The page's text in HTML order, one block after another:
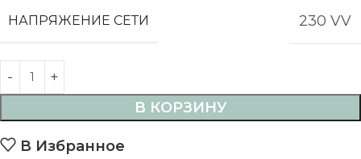
НАПРЯЖЕНИЕ СЕТИ 230 VV
В КОРЗИНУ
В Избранное